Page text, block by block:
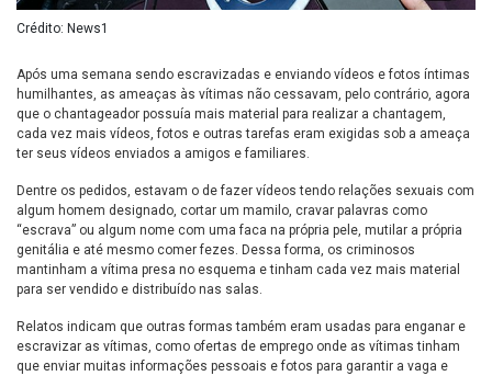
Crédito: News1
Após uma semana sendo escravizadas e enviando vídeos e fotos íntimas
humilhantes, as ameaças às vítimas não cessavam, pelo contrário, agora
que o chantageador possuía mais material para realizar a chantagem,
cada vez mais vídeos, fotos e outras tarefas eram exigidas sob a ameaça
ter seus vídeos enviados a amigos e familiares.
Dentre os pedidos, estavam o de fazer vídeos tendo relações sexuais com
algum homem designado, cortar um mamilo, cravar palavras como
“escrava” ou algum nome com uma faca na própria pele, mutilar a própria
genitália e até mesmo comer fezes. Dessa forma, os criminosos
mantinham a vítima presa no esquema e tinham cada vez mais material
para ser vendido e distribuído nas salas.
Relatos indicam que outras formas também eram usadas para enganar e
escravizar as vítimas, como ofertas de emprego onde as vítimas tinham
que enviar muitas informações pessoais e fotos para garantir a vaga e